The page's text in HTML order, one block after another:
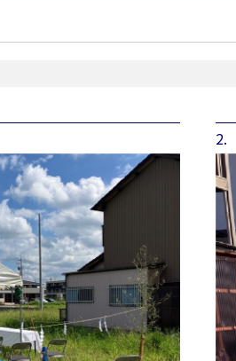
2.